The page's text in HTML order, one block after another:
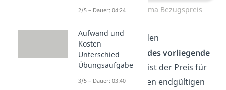
Kalkulationsschema Bezugspreis
Du rechnest also den
Bezugspreis
für jedes vorliegende
Angebotaus. Das ist der Preis für
ein Produkt, der den endgültigen
2/5 – Dauer: 04:24
Aufwand und
Kosten
Unterschied
Übungsaufgabe
3/5 – Dauer: 03:40